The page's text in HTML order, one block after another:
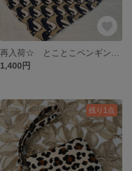
1,400円
残り1点